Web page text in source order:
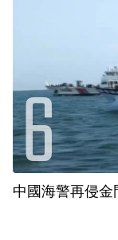
中國海警再侵